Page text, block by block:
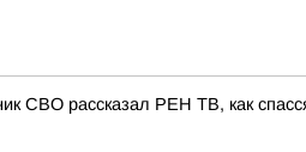
СВО рассказал РЕН ТВ, как